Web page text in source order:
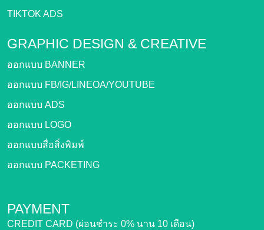
TIKTOK ADS
GRAPHIC DESIGN & CREATIVE
ออกแบบ BANNER
ออกแบบ FB/IG/LINEOA/YOUTUBE
ออกแบบ ADS
ออกแบบ LOGO
ออกแบบสื่อสิ่งพิมพ์
ออกแบบ PACKETING
PAYMENT
CREDIT CARD (ผ่อนชำระ 0% นาน 10 เดือน)